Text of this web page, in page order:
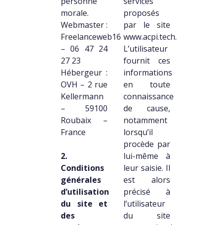
morale.
Webmaster :
Freelanceweb16
– 06 47 24
27 23
Hébergeur :
OVH – 2 rue
Kellermann
– 59100
Roubaix –
France
2.
Conditions
générales
d’utilisation
du site et
des
proposés
par le site
www.acpi.tech.
L’utilisateur
fournit ces
informations
en toute
connaissance
de cause,
notamment
lorsqu’il
procède par
lui-même à
leur saisie. Il
est alors
précisé à
l’utilisateur
du site